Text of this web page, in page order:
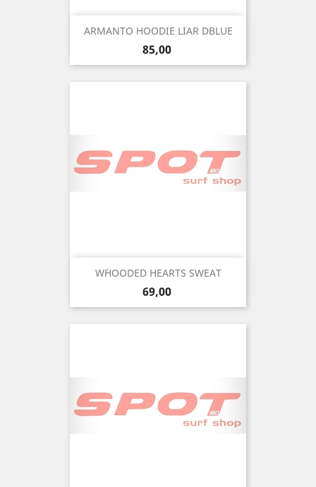
ARMANTO HOODIE LIAR DBLUE
Precio
85,00
W´HOODED HEARTS SWEAT
Precio
69,00